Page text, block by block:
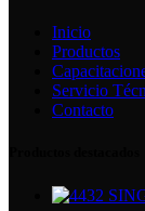
Inicio
Productos
Servicio
Contacto